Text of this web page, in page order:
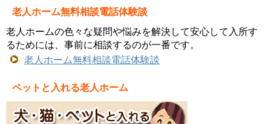
老人ホーム無料相談電話体験談
老人ホームの色々な疑問や悩みを解決して安心して入所す
るためには、事前に相談するのが一番です。
老人ホーム無料相談電話体験談
ペットと入れる老人ホーム